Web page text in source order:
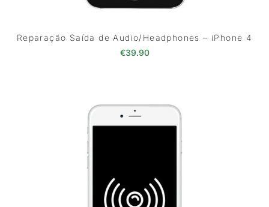
Reparação Saída de Audio/Headphones – iPhone 4
€39.90